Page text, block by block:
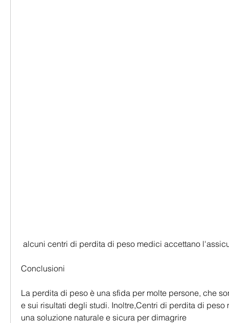
alcuni centri di perdita di peso medici accettano
Conclusioni
La perdita di peso è una sfida per molte persone, che
e sui risultati degli studi. Inoltre,Centri di perdita di peso
una soluzione naturale e sicura per dimagrire